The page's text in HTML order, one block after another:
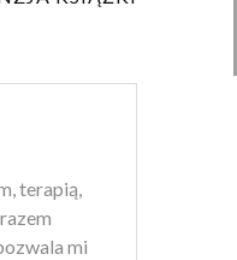
terapią,
mi